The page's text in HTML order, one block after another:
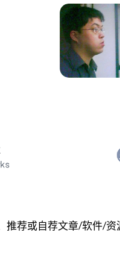
推荐或自荐文章/软件/资